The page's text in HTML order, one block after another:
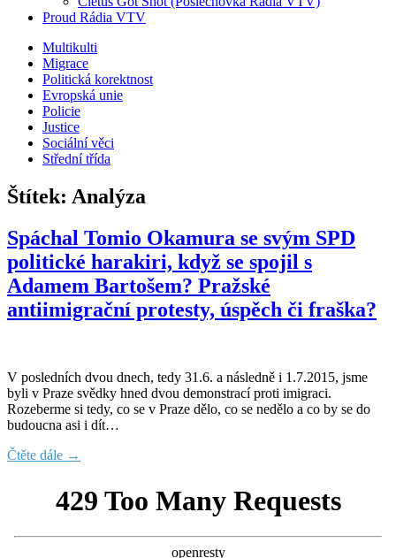
Proud Rádia VTV
Sub
menu
Multikulti
Migrace
Politická korektnost
Evropská unie
Policie
Justice
Sociální věci
Střední třída
Štítek: Analýza
Spáchal Tomio Okamura se svým SPD
politické harakiri, když se spojil s
Adamem Bartošem? Pražské
antiimigrační protesty, úspěch či fraška?
V posledních dvou dnech, tedy 31.6. a následně i 1.7.2015, jsme
byli v Praze svědky hned dvou demonstrací proti imigraci.
Rozeberme si tedy, co se v Praze dělo, co se nedělo a co by se do
budoucna asi i dít…
Čtěte dále →